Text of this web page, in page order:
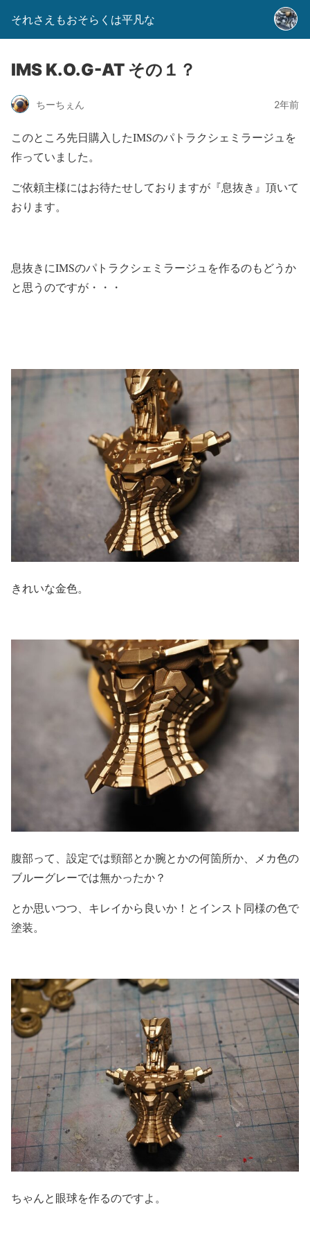
それさえもおそらくは平凡な
IMS K.O.G-AT その１？
ちーちぇん 2年前
このところ先日購入したIMSのパトラクシェミラージュを
作っていました。
ご依頼主様にはお待たせしておりますが『息抜き』頂いて
おります。
息抜きにIMSのパトラクシェミラージュを作るのもどうか
と思うのですが・・・
きれいな金色。
腹部って、設定では頸部とか腕とかの何箇所か、メカ色の
ブルーグレーでは無かったか？
とか思いつつ、キレイから良いか！とインスト同様の色で
塗装。
ちゃんと眼球を作るのですよ。